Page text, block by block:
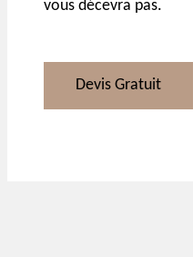
vous décevra pas.
Devis Gratuit